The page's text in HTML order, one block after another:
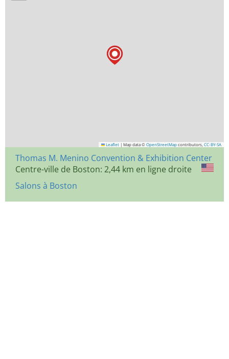
Leaflet | Map data © OpenStreetMap contributors, CC-BY-SA
Thomas M. Menino Convention & Exhibition Center
Centre-ville de Boston: 2,44 km en ligne droite
Salons à Boston